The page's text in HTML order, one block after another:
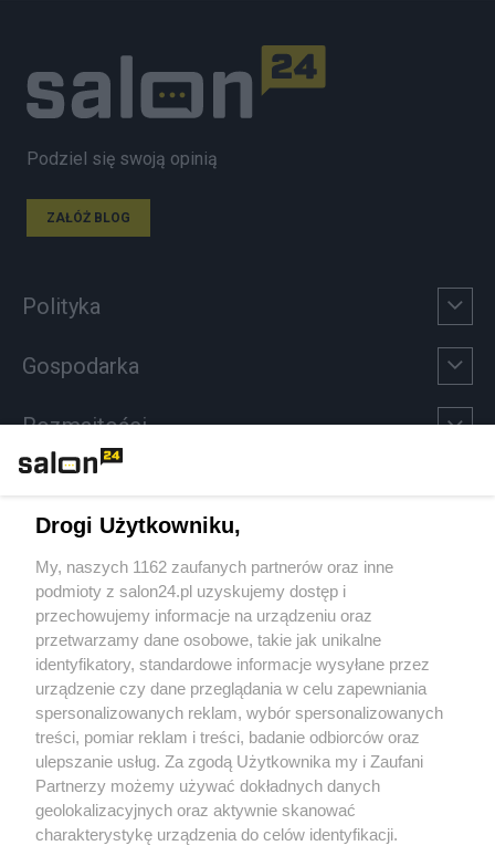
Podziel się swoją opinią
ZAŁÓŻ BLOG
Polityka
Gospodarka
Rozmaitości
Sport
Społeczeństwo
Kultura
X Facebook Instagram Youtube
Drogi Użytkowniku,
My, naszych 1162 zaufanych partnerów oraz inne
podmioty z salon24.pl uzyskujemy dostęp i
przechowujemy informacje na urządzeniu oraz
przetwarzamy dane osobowe, takie jak unikalne
identyfikatory, standardowe informacje wysyłane przez
urządzenie czy dane przeglądania w celu zapewniania
spersonalizowanych reklam, wybór spersonalizowanych
treści, pomiar reklam i treści, badanie odbiorców oraz
ulepszanie usług. Za zgodą Użytkownika my i Zaufani
Partnerzy możemy używać dokładnych danych
geolokalizacyjnych oraz aktywnie skanować
charakterystykę urządzenia do celów identyfikacji.